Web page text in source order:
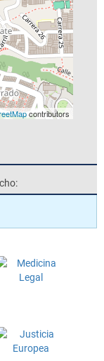
contributors